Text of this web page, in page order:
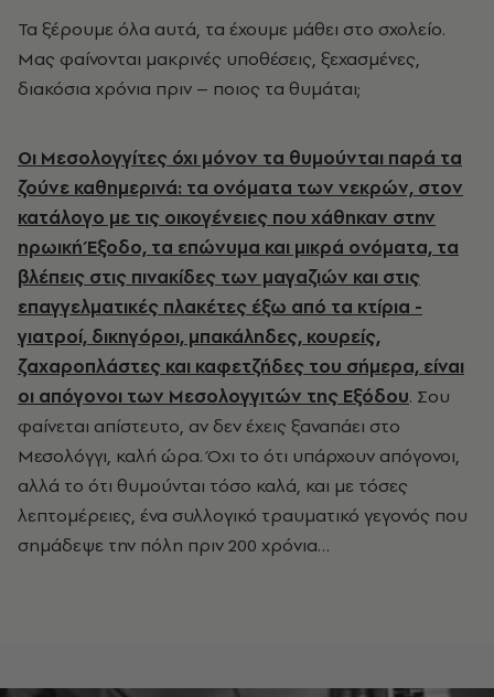
Τα ξέρουμε όλα αυτά, τα έχουμε μάθει στο σχολείο.
Μας φαίνονται μακρινές υποθέσεις, ξεχασμένες,
διακόσια χρόνια πριν – ποιος τα θυμάται;
Οι Μεσολογγίτες όχι μόνον τα θυμούνται παρά τα
ζούνε καθημερινά: τα ονόματα των νεκρών, στον
κατάλογο με τις οικογένειες που χάθηκαν στην
ηρωική Έξοδο, τα επώνυμα και μικρά ονόματα, τα
βλέπεις στις πινακίδες των μαγαζιών και στις
επαγγελματικές πλακέτες έξω από τα κτίρια -
γιατροί, δικηγόροι, μπακάληδες, κουρείς,
ζαχαροπλάστες και καφετζήδες του σήμερα, είναι
οι απόγονοι των Μεσολογγιτών της Εξόδου. Σου
φαίνεται απίστευτο, αν δεν έχεις ξαναπάει στο
Μεσολόγγι, καλή ώρα. Όχι το ότι υπάρχουν απόγονοι,
αλλά το ότι θυμούνται τόσο καλά, και με τόσες
λεπτομέρειες, ένα συλλογικό τραυματικό γεγονός που
σημάδεψε την πόλη πριν 200 χρόνια…